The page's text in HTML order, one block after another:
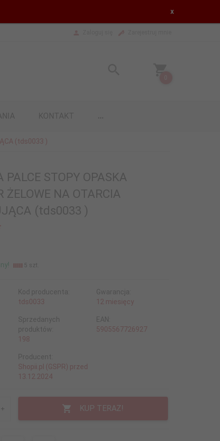
x
KONTAKT ...
(tds0033 )
PALCE STOPY OPASKA
ŻELOWE NA OTARCIA
(tds0033 )
5 szt.
Kod producenta:
tds0033
Gwarancja:
12 miesięcy
Sprzedanych
produktów:
198
EAN:
5905567726927
Producent:
Shopii.pl (GSPR) przed
13.12.2024
KUP TERAZ!